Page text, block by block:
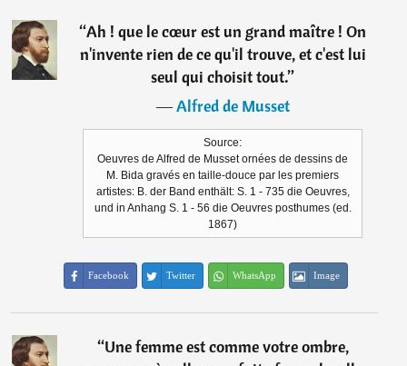
“Ah ! que le cœur est un grand maître ! On
n'invente rien de ce qu'il trouve, et c'est lui
seul qui choisit tout.”
―Alfred de Musset
Source:
Oeuvres de Alfred de Musset ornées de dessins de
M. Bida gravés en taille-douce par les premiers
artistes: B. der Band enthält: S. 1 - 735 die Oeuvres,
und in Anhang S. 1 - 56 die Oeuvres posthumes (ed.
1867)
Facebook Twitter WhatsApp Image
“Une femme est comme votre ombre,